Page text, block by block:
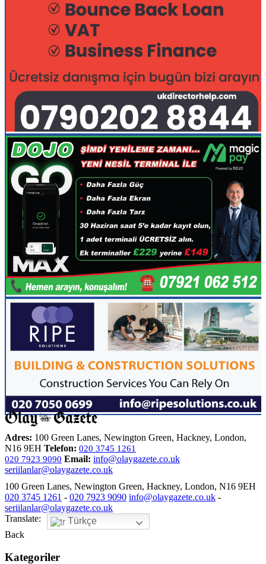
Adres: 100 Green Lanes, Newington Green, Hackney, London,
N16 9EH Telefon: 020 3745 1261
020 7923 9090 Email: info@olaygazete.co.uk
seriilanlar@olaygazete.co.uk
100 Green Lanes, Newington Green, Hackney, London, N16 9EH
020 3745 1261 - 020 7923 9090 info@olaygazete.co.uk -
seriilanlar@olaygazete.co.uk
Translate:
Türkçe
Back
Kategoriler